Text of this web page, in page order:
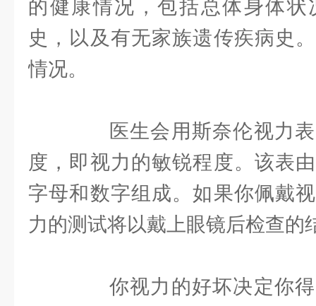
的健康情况，包括总体身体
史，以及有无家族遗传疾病史
情况。
医生会用斯奈伦视力表
度，即视力的敏锐程度。该表
字母和数字组成。如果你佩戴
力的测试将以戴上眼镜后检查的
你视力的好坏决定你得